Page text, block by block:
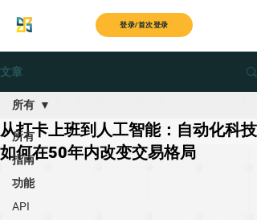
登录/首次登录
文章
所有
指南
功能
API
所有
从打卡上班到人工智能：自动化科技
如何在50年内改变交易格局